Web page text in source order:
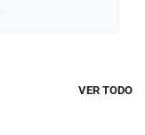
VER TODO